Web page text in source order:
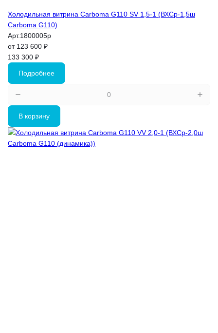
Холодильная витрина Carboma G110 SV 1,5-1 (ВХСр-1,5ш
Carboma G110)
Арт.1800005p
от 123 600 ₽
133 300 ₽
Подробнее
В корзину